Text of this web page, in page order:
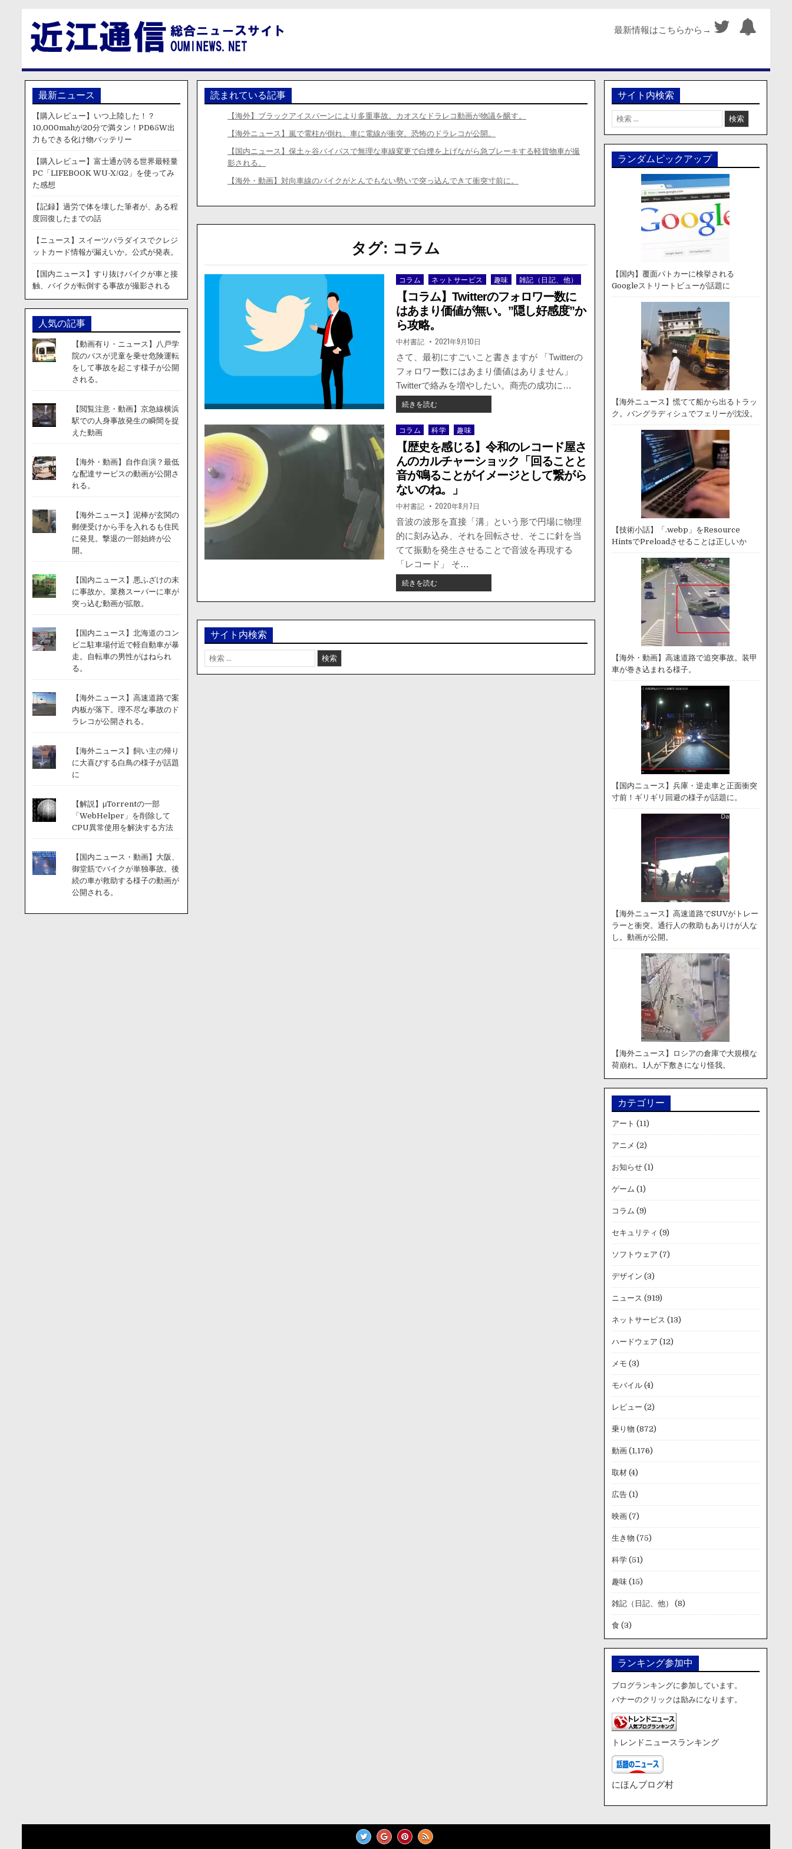
最新情報はこちらから→
読まれている記事
【海外】ブラックアイスバーンにより多重事故。カオスなドラレコ動画が物議を醸す。
【海外ニュース】嵐で電柱が倒れ、車に電線が衝突。恐怖のドラレコが公開。
【国内ニュース】保土ヶ谷バイパスで無理な車線変更で白煙を上げながら急ブレーキする軽貨物車が撮
影される。
【海外・動画】対向車線のバイクがとんでもない勢いで突っ込んできて衝突寸前に。
タグ: コラム
Posted
コラム ネットサービス 趣味 雑記（日記、他）
【コラム】Twitterのフォロワー数に
はあまり価値が無い。”隠し好感度”か
ら攻略。
著
者:
中村書記 掲
載
日：
2021年9月10日
さて、最初にすごいこと書きますが 「Twitterの
フォロワー数にはあまり価値はありません」
Twitterで絡みを増やしたい。商売の成功に…
続きを読む【コ
ラ
ム】
TWITTER
の
フ
ォ
ロ
ワ
ー
に
は
あ
ま
り
価
値
が
Posted
コラム 科学 趣味
【歴史を感じる】令和のレコード屋さ
んのカルチャーショック「回ることと
音が鳴ることがイメージとして繋がら
ないのね。」
著
者:
中村書記 掲
載
日：
2020年8月7日
音波の波形を直接「溝」という形で円場に物理
的に刻み込み、それを回転させ、そこに針を当
てて振動を発生させることで音波を再現する
「レコード」 そ…
続きを読む【歴
史
を
サイト内検索
検
索:
最新ニュース
【購入レビュー】いつ上陸した！？
10,000mahが20分で満タン！PD65W出
力もできる化け物バッテリー
【購入レビュー】富士通が誇る世界最軽量
PC「LIFEBOOK WU-X/G2」を使ってみ
た感想
【記録】過労で体を壊した筆者が、ある程
度回復したまでの話
【ニュース】スイーツパラダイスでクレジ
ットカード情報が漏えいか。公式が発表。
【国内ニュース】すり抜けバイクが車と接
触、バイクが転倒する事故が撮影される
人気の記事
【動画有り・ニュース】八戸学
院のバスが児童を乗せ危険運転
をして事故を起こす様子が公開
される。
【閲覧注意・動画】京急線横浜
駅での人身事故発生の瞬間を捉
えた動画
【海外・動画】自作自演？最低
な配達サービスの動画が公開さ
れる。
【海外ニュース】泥棒が玄関の
郵便受けから手を入れるも住民
に発見。撃退の一部始終が公
開。
【国内ニュース】悪ふざけの末
に事故か。業務スーパーに車が
突っ込む動画が拡散。
【国内ニュース】北海道のコン
ビニ駐車場付近で軽自動車が暴
走。自転車の男性がはねられ
る。
【海外ニュース】高速道路で案
内板が落下。理不尽な事故のド
ラレコが公開される。
【海外ニュース】飼い主の帰り
に大喜びする白鳥の様子が話題
に
【解説】μTorrentの一部
「WebHelper」を削除して
CPU異常使用を解決する方法
【国内ニュース・動画】大阪、
御堂筋でバイクが単独事故。後
続の車が救助する様子の動画が
公開される。
サイト内検索
検
索:
ランダムピックアップ
【国内】覆面パトカーに検挙される
Googleストリートビューが話題に
【海外ニュース】慌てて船から出るトラッ
ク。バングラディシュでフェリーが沈没。
【技術小話】「.webp」をResource
HintsでPreloadさせることは正しいか
【海外・動画】高速道路で追突事故。装甲
車が巻き込まれる様子。
【国内ニュース】兵庫・逆走車と正面衝突
寸前！ギリギリ回避の様子が話題に。
【海外ニュース】高速道路でSUVがトレー
ラーと衝突。通行人の救助もありけが人な
し。動画が公開。
【海外ニュース】ロシアの倉庫で大規模な
荷崩れ。1人が下敷きになり怪我。
カテゴリー
アート (11)
アニメ (2)
お知らせ(1)
ゲーム (1)
コラム (9)
セキュリティ (9)
ソフトウェア (7)
デザイン (3)
ニュース (919)
ネットサービス (13)
ハードウェア (12)
メモ (3)
モバイル(4)
レビュー (2)
乗り物 (872)
動画(1,176)
取材(4)
広告(1)
映画(7)
生き物 (75)
科学(51)
趣味(15)
雑記（日記、他） (8)
食 (3)
ランキング参加中
ブログランキングに参加しています。
バナーのクリックは励みになります。
トレンドニュースランキング
にほんブログ村